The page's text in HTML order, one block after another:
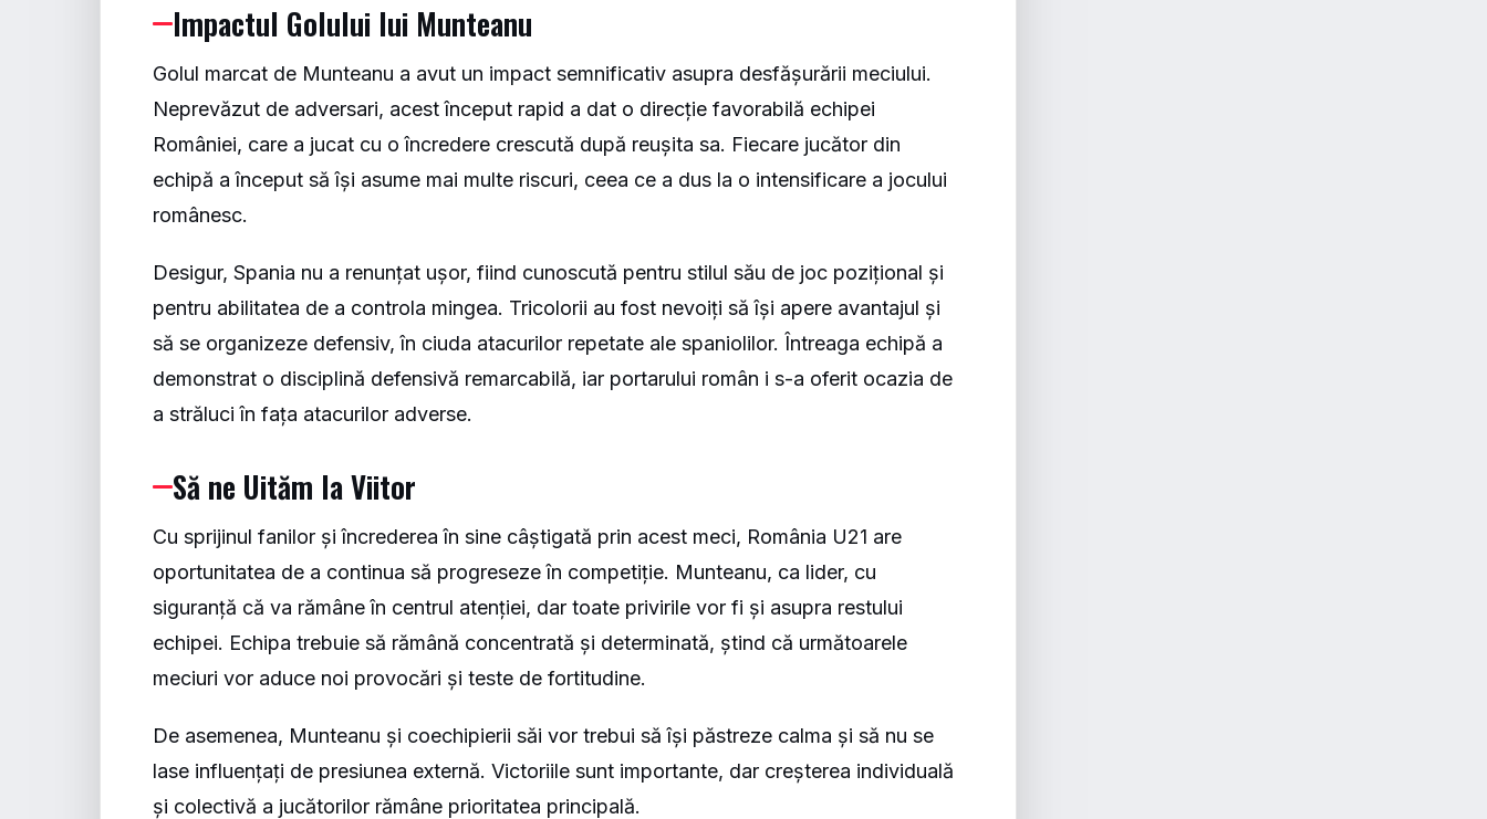
Impactul Golului lui Munteanu
Golul marcat de Munteanu a avut un impact semnificativ asupra desfășurării meciului.
Neprevăzut de adversari, acest început rapid a dat o direcție favorabilă echipei
României, care a jucat cu o încredere crescută după reușita sa. Fiecare jucător din
echipă a început să își asume mai multe riscuri, ceea ce a dus la o intensificare a jocului
românesc.
Desigur, Spania nu a renunțat ușor, fiind cunoscută pentru stilul său de joc pozițional și
pentru abilitatea de a controla mingea. Tricolorii au fost nevoiți să își apere avantajul și
să se organizeze defensiv, în ciuda atacurilor repetate ale spaniolilor. Întreaga echipă a
demonstrat o disciplină defensivă remarcabilă, iar portarului român i s-a oferit ocazia de
a străluci în fața atacurilor adverse.
Să ne Uităm la Viitor
Cu sprijinul fanilor și încrederea în sine câștigată prin acest meci, România U21 are
oportunitatea de a continua să progreseze în competiție. Munteanu, ca lider, cu
siguranță că va rămâne în centrul atenției, dar toate privirile vor fi și asupra restului
echipei. Echipa trebuie să rămână concentrată și determinată, ștind că următoarele
meciuri vor aduce noi provocări și teste de fortitudine.
De asemenea, Munteanu și coechipierii săi vor trebui să își păstreze calma și să nu se
lase influențați de presiunea externă. Victoriile sunt importante, dar creșterea individuală
și colectivă a jucătorilor rămâne prioritatea principală.